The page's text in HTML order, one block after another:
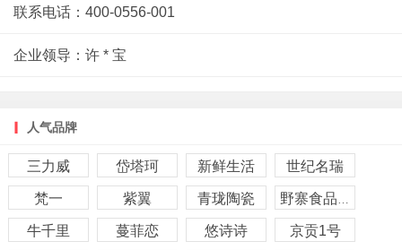
生产与销售绿色通道。公司一方面通过互联网与厦门大学、
资源共享；另一方面在2006年就开通了阿里巴巴诚信通会
B2B平台每年带来的成交额占公司销售额50%以上，并把公
商，代理商数千家。随着互联网的发展，野寨公司紧跟时代
步伐，2010年注册了淘宝天猫商城，C店等B2C平台，目前
利用B2C平台发展了40余家分销商。而且触角已延伸到澳大
联系电话：400-0556-001
企业领导：许 * 宝
人气品牌
三力威 岱塔珂 新鲜生活 世纪名瑞
梵一 紫翼 青珑陶瓷
牛千里 蔓菲恋 悠诗诗 京贡1号